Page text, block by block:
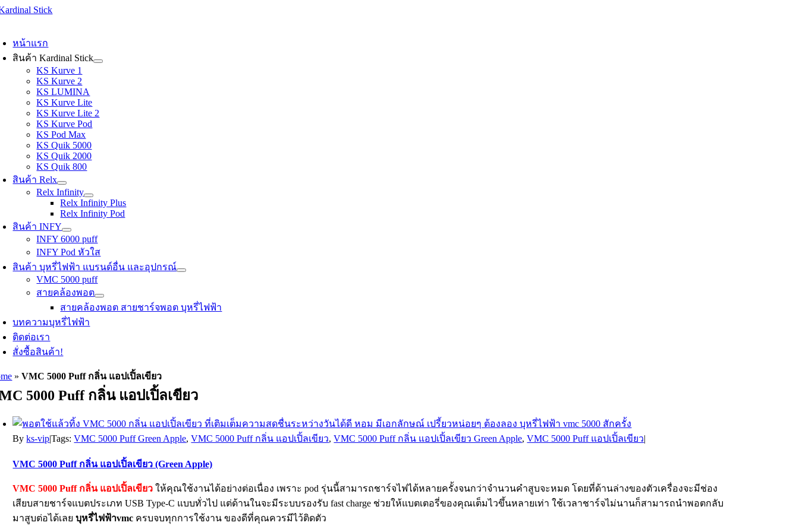
Skip
หน้าแรก
สินค้า Kardinal Stick
KS Kurve 1
KS Kurve 2
KS LUMINA
KS Kurve Lite
KS Kurve Lite 2
KS Kurve Pod
KS Pod Max
KS Quik 5000
KS Quik 2000
KS Quik 800
สินค้า Relx
Relx Infinity
Relx Infinity Plus
Relx Infinity Pod
สินค้า INFY
INFY 6000 puff
INFY Pod หัวใส
สินค้า บุหรี่ไฟฟ้า แบรนด์อื่น และอุปกรณ์
VMC 5000 puff
สายคล้องพอต
สายคล้องพอต สายชาร์จพอต บุหรี่ไฟฟ้า
บทความบุหรี่ไฟฟ้า
ติดต่อเรา
สั่งซื้อสินค้า!
»VMC 5000 Puff กลิ่น แอปเปิ้ลเขียว
5000 Puff กลิ่น แอปเปิ้ลเขียว
Byks-vip|Tags:VMC 5000 Puff Green Apple,VMC 5000 Puff กลิ่น แอปเปิ้ลเขียว,VMC 5000 Puff กลิ่น แอปเปิ้ลเขียว Green Apple,VMC 5000 Puff แอปเปิ้ลเขียว|
VMC 5000 Puff กลิ่น แอปเปิ้ลเขียว (Green Apple)
VMC 5000 Puff กลิ่น แอปเปิ้ลเขียว ให้คุณใช้งานได้อย่างต่อเนื่อง เพราะ pod รุ่นนี้สามารถชาร์จไฟได้หลายครั้งจนกว่าจำนวนคำสูบจะหมด โดยที่ด้านล่างของตัวเครื่องจะมีช่อง
เสียบสายชาร์จแบตประเภท USB Type-C แบบทั่วไป แต่ด้านในจะมีระบบรองรับ fast charge ช่วยให้แบตเตอรี่ของคุณเต็มไวขึ้นหลายเท่า ใช้เวลาชาร์จไม่นานก็สามารถนำพอตกลับ
มาสูบต่อได้เลยบุหรี่ไฟฟ้าvmc ครบจบทุกการใช้งาน ของดีที่คุณควรมีไว้ติดตัว